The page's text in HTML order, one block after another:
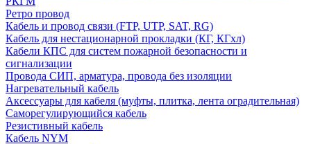
Ретро провод
Кабель и провод связи (FTP, UTP, SAT, RG)
Кабель для нестационарной прокладки (КГ, КГхл)
Кабели КПС для систем пожарной безопасности и
сигнализации
Провода СИП, арматура, провода без изоляции
Нагревательный кабель
Аксессуары для кабеля (муфты, плитка, лента оградительная)
Саморегулирующийся кабель
Резистивный кабель
Кабель NYM